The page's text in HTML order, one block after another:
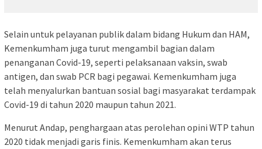
Selain untuk pelayanan publik dalam bidang Hukum dan HAM,
Kemenkumham juga turut mengambil bagian dalam
penanganan Covid-19, seperti pelaksanaan vaksin, swab
antigen, dan swab PCR bagi pegawai. Kemenkumham juga
telah menyalurkan bantuan sosial bagi masyarakat terdampak
Covid-19 di tahun 2020 maupun tahun 2021.
Menurut Andap, penghargaan atas perolehan opini WTP tahun
2020 tidak menjadi garis finis. Kemenkumham akan terus